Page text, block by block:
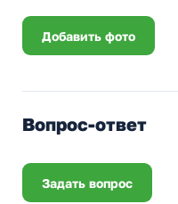
Добавить фото
Вопрос-ответ
Задать вопрос